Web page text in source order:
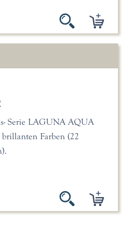
Serie LAGUNA AQUA
Farben (22